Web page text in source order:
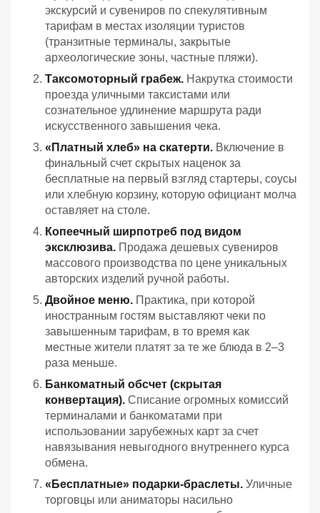
экскурсий и сувениров по спекулятивным
тарифам в местах изоляции туристов
(транзитные терминалы, закрытые
археологические зоны, частные пляжи).
Таксомоторный грабеж. Накрутка стоимости
проезда уличными таксистами или
сознательное удлинение маршрута ради
искусственного завышения чека.
«Платный хлеб» на скатерти. Включение в
финальный счет скрытых наценок за
бесплатные на первый взгляд стартеры, соусы
или хлебную корзину, которую официант молча
оставляет на столе.
Копеечный ширпотреб под видом
эксклюзива. Продажа дешевых сувениров
массового производства по цене уникальных
авторских изделий ручной работы.
Двойное меню. Практика, при которой
иностранным гостям выставляют чеки по
завышенным тарифам, в то время как
местные жители платят за те же блюда в 2–3
раза меньше.
Банкоматный обсчет (скрытая
конвертация). Списание огромных комиссий
терминалами и банкоматами при
использовании зарубежных карт за счет
навязывания невыгодного внутреннего курса
обмена.
«Бесплатные» подарки-браслеты. Уличные
торговцы или аниматоры насильно